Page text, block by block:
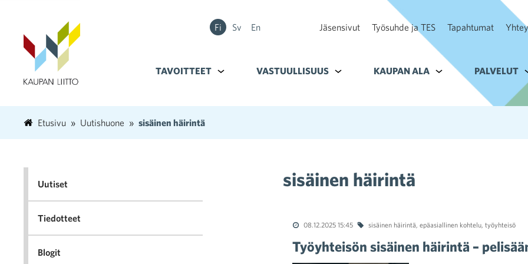
Fi Sv En Jäsensivut Työsuhde ja TES Tapahtumat
TAVOITTEET Alavalikko kohteelle Tavoitteet
VASTUULLISUUS Alavalikko kohteelle Vastuullisuus
KAUPAN ALA Alavalikko kohteelle
PALVELUT
Etusivu Uutishuone sisäinen häirintä
sisäinen häirintä
08.12.2025 15:45 sisäinen häirintä, epäasiallinen kohtelu, työyhteisö
Työyhteisön sisäinen häirintä –
Uutiset
Tiedotteet
Blogit